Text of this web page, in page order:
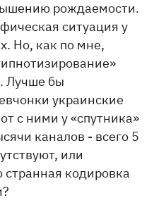
рождаемости.
ситуация у
Но, как по мне,
Лучше бы
украинские
с ними у «спутника»
каналов - всего 5
или
кодировка